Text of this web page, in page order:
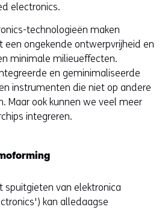
electronics.
technologieën maken
ongekende ontwerpvrijheid en
minimale milieueffecten.
en geminimaliseerde
instrumenten die niet op andere
Maar ook kunnen we veel meer
integreren.
spuitgieten van elektronica
kan alledaagse